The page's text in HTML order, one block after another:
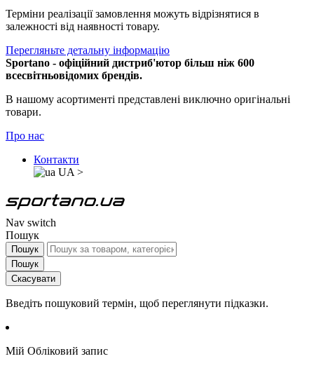
Терміни реалізації замовлення можуть відрізнятися в
залежності від наявності товару.
Перегляньте детальну інформацію
Sportano - офіційний дистриб'ютор більш ніж 600
всесвітньовідомих брендів.
В нашому асортименті представлені виключно оригінальні
товари.
Про нас
Контакти
UA >
Nav switch
Пошук
Пошук
Пошук
Скасувати
Введіть пошуковий термін, щоб переглянути підказки.
Мій Обліковий запис